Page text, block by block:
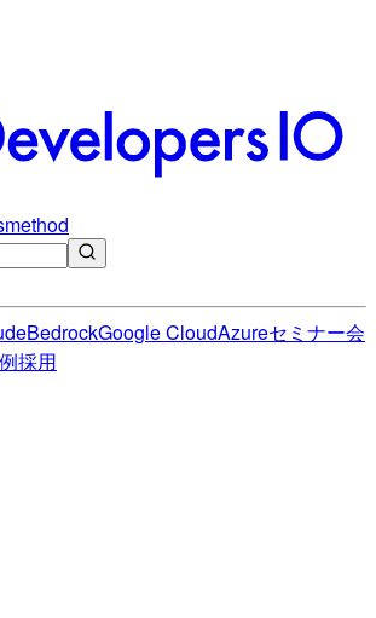
BedrockGoogle CloudAzureセミナー会
採用